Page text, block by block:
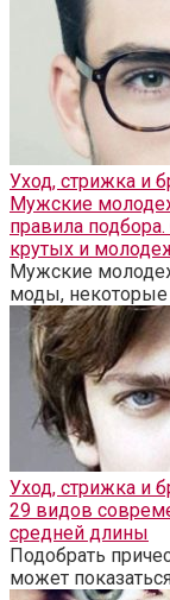
Уход, стрижка и
Мужские
правила
крутых и
Мужские
моды, некоторые
Уход, стрижка и
29 видов
средней длины
Подобрать
может